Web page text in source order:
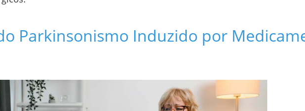
Parkinsonismo Induzido por